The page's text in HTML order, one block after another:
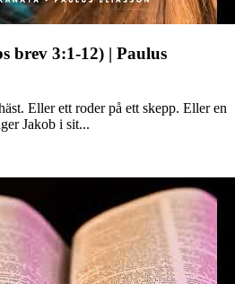
brev 3:1-12) | Paulus
Eller ett roder på ett skepp. Eller en
Jakob i sit...